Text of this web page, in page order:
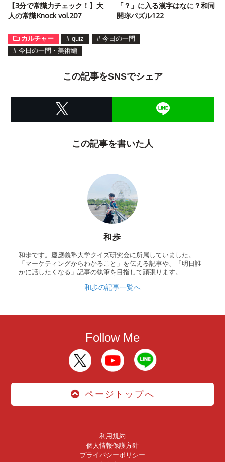
【3分で常識力チェック！】大
人の常識Knock vol.207
「？」に入る漢字はなに？和同
開珎パズル122
カルチャー # quiz # 今日の一問
# 今日の一問・美術編
この記事をSNSでシェア
この記事を書いた人
和歩
和歩です。慶應義塾大学クイズ研究会に所属していました。
「マーケティングからわかること」を伝える記事や、「明日誰
かに話したくなる」記事の執筆を目指して頑張ります。
和歩の記事一覧へ
Follow Me
ページトップへ
利用規約
個人情報保護方針
プライバシーポリシー